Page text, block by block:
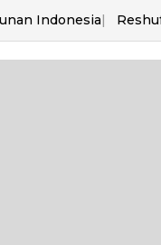
Indonesia